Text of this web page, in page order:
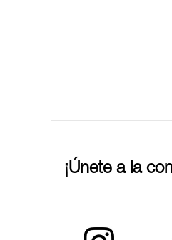
¡Únete a la